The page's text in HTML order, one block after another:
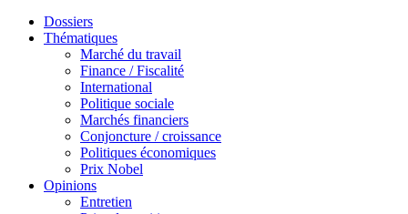
Dossiers
Thématiques
Marché du travail
Finance / Fiscalité
International
Politique sociale
Marchés financiers
Conjoncture / croissance
Politiques économiques
Prix Nobel
Opinions
Entretien